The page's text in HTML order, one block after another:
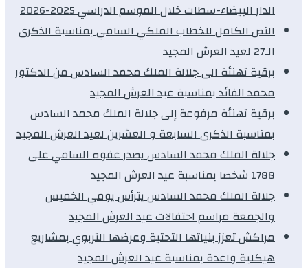
الدار البيضاء-سطات خلال الموسم الدراسي 2025-2026
النص الكامل للخطاب الملكي السامي بمناسبة الذكرى
الـ27 لعيد العرش المجيد
برقية تهنئة الى جلالة الملك محمد السادس من الدكتور
محمد الفائد بمناسبة عيد العرش المجيد
برقية تهنئة مرفوعة إلى جلالة الملك محمد السادس
بمناسبة الذكرى السابعة و العشرين لعيد العرش المجيد
جلالة الملك محمد السادس يصدر عفوه السامي على
1788 شخصا بمناسبة عيد العرش المجيد
جلالة الملك محمد السادس يترأس يومي الخميس
والجمعة مراسم احتفالات عيد العرش المجيد
مراكش تعزز بنياتها التحتية وعرضها التربوي بمشاريع
هيكلية واعدة بمناسبة عيد العرش المجيد